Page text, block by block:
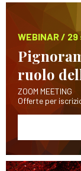
WEBINAR /
ruolo
ZOOM MEETING
Offerte per